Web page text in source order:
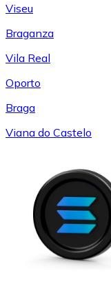
Viseu
Braganza
Vila Real
Oporto
Braga
Viana do Castelo